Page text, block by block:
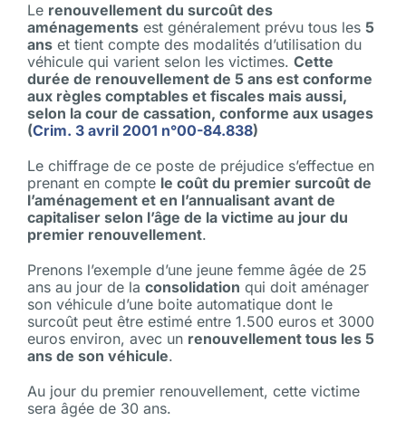
Le renouvellement du surcoût des
aménagements est généralement prévu tous les 5
ans et tient compte des modalités d’utilisation du
véhicule qui varient selon les victimes. Cette
durée de renouvellement de 5 ans est conforme
aux règles comptables et fiscales mais aussi,
selon la cour de cassation, conforme aux usages
(Crim. 3 avril 2001 n°00-84.838)
Le chiffrage de ce poste de préjudice s’effectue en
prenant en compte le coût du premier surcoût de
l’aménagement et en l’annualisant avant de
capitaliser selon l’âge de la victime au jour du
premier renouvellement.
Prenons l’exemple d’une jeune femme âgée de 25
ans au jour de la consolidation qui doit aménager
son véhicule d’une boite automatique dont le
surcoût peut être estimé entre 1.500 euros et 3000
euros environ, avec un renouvellement tous les 5
ans de son véhicule.
Au jour du premier renouvellement, cette victime
sera âgée de 30 ans.